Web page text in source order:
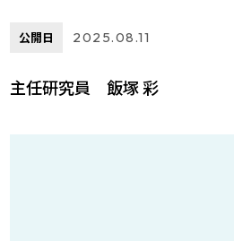
公開日 2025.08.11
主任研究員 飯塚 彩